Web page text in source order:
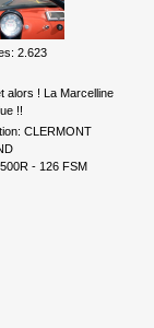
2.623
alors ! La Marcelline
!!
CLERMONT
- 126 FSM